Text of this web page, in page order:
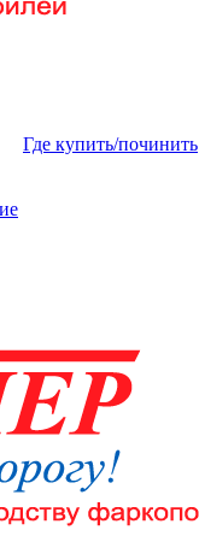
Где купить/починить